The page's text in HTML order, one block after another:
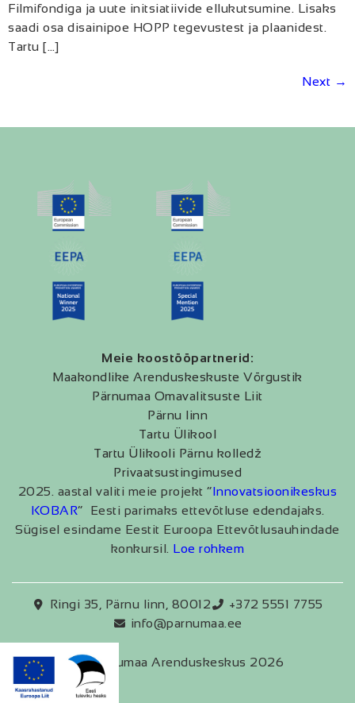
Filmifondiga ja uute initsiatiivide ellukutsumine. Lisaks
saadi osa disainipoe HOPP tegevustest ja plaanidest.
Tartu […]
Next →
Meie koostööpartnerid:
Maakondlike Arenduskeskuste Võrgustik
Pärnumaa Omavalitsuste Liit
Pärnu linn
Tartu Ülikool
Tartu Ülikooli Pärnu kolledž
Privaatsustingimused
2025. aastal valiti meie projekt “Innovatsioonikeskus
KOBAR” Eesti parimaks ettevõtluse edendajaks.
Sügisel esindame Eestit Euroopa Ettevõtlusauhindade
konkursil. Loe rohkem
Ringi 35, Pärnu linn, 80012
+372 5551 7755
info@parnumaa.ee
Pärnumaa Arenduskeskus 2026